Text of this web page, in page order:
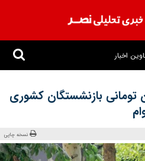
اخبار
وام ۵۰ میلیون تومانی بازنشستگان کشوری
نسخه چاپی